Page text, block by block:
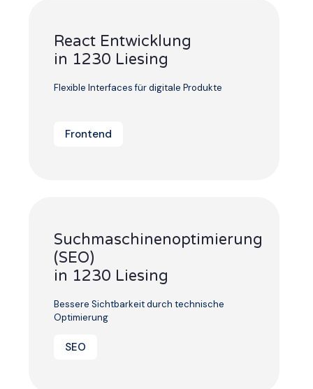
React Entwicklung
in 1230 Liesing
Flexible Interfaces für digitale Produkte
Frontend
Suchmaschinenoptimierung
(SEO)
in 1230 Liesing
Bessere Sichtbarkeit durch technische
Optimierung
SEO